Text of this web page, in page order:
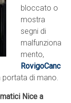
bloccato o
mostra
segni di
malfunziona
mento,
RovigoCanc
portata di mano.
Nice a